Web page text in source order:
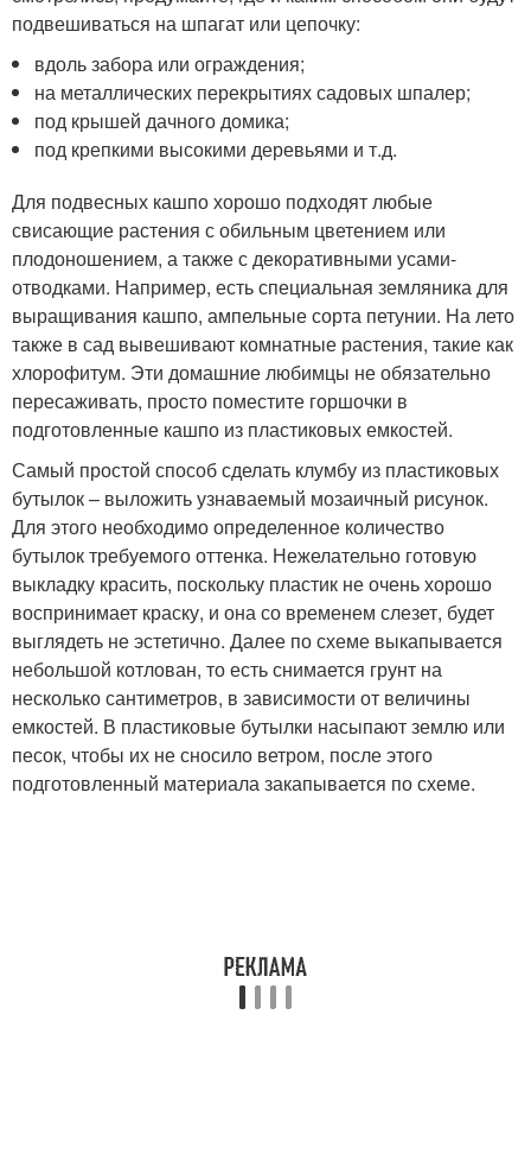
подвешиваться на шпагат или цепочку:
вдоль забора или ограждения;
на металлических перекрытиях садовых шпалер;
под крышей дачного домика;
под крепкими высокими деревьями и т.д.
Для подвесных кашпо хорошо подходят любые
свисающие растения с обильным цветением или
плодоношением, а также с декоративными усами-
отводками. Например, есть специальная земляника для
выращивания кашпо, ампельные сорта петунии. На лето
также в сад вывешивают комнатные растения, такие как
хлорофитум. Эти домашние любимцы не обязательно
пересаживать, просто поместите горшочки в
подготовленные кашпо из пластиковых емкостей.
Самый простой способ сделать клумбу из пластиковых
бутылок – выложить узнаваемый мозаичный рисунок.
Для этого необходимо определенное количество
бутылок требуемого оттенка. Нежелательно готовую
выкладку красить, поскольку пластик не очень хорошо
воспринимает краску, и она со временем слезет, будет
выглядеть не эстетично. Далее по схеме выкапывается
небольшой котлован, то есть снимается грунт на
несколько сантиметров, в зависимости от величины
емкостей. В пластиковые бутылки насыпают землю или
песок, чтобы их не сносило ветром, после этого
подготовленный материала закапывается по схеме.